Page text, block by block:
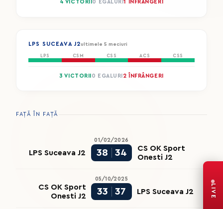
4 VICTORII 0 EGALURI1 ÎNFRÂNGERI
LPS SUCEAVA J2ultimele 5 meciuri
LPS CSM CSS ACS CSS
3 VICTORII 0 EGALURI 2 ÎNFRÂNGERI
FAȚĂ ÎN FAȚĂ
01/02/2026
LPS Suceava J2 38 34
CS OK Sport
Onesti J2
05/10/2025
CS OK Sport
Onesti J2
33 37 LPS Suceava J2 LIVE